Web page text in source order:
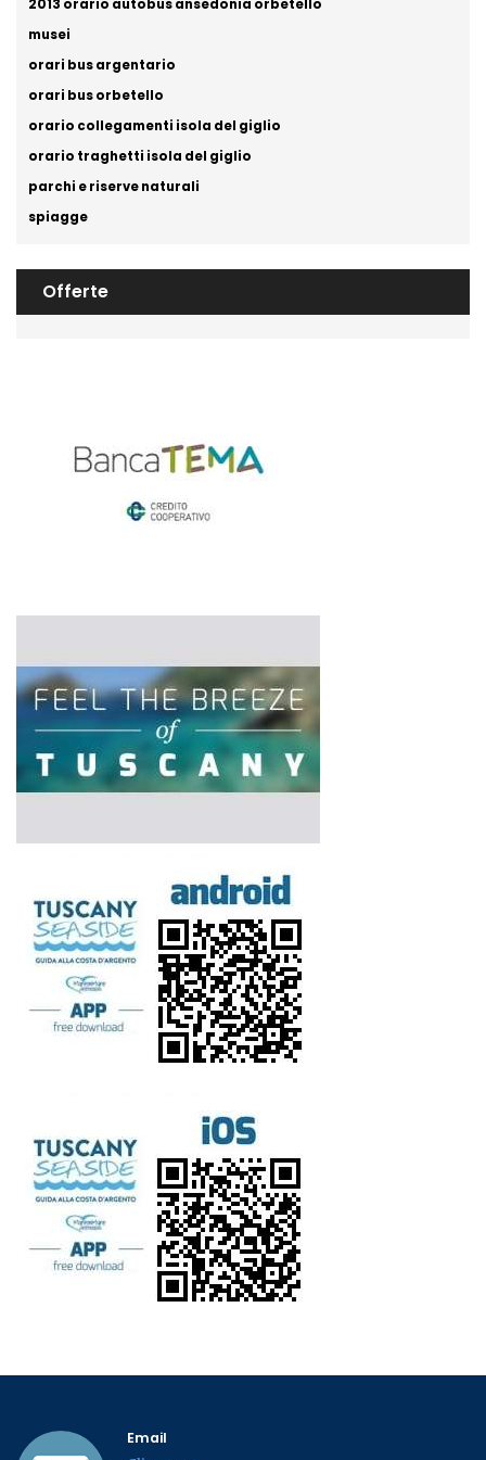
2013 orario autobus ansedonia orbetello
musei
orari bus argentario
orari bus orbetello
orario collegamenti isola del giglio
orario traghetti isola del giglio
parchi e riserve naturali
spiagge
Offerte
Email